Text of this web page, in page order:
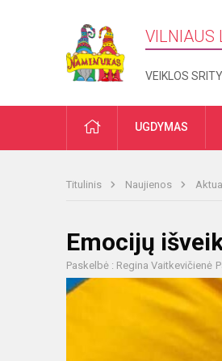
VILNIAUS
VEIKLOS
PRADŽIAUGDYMAS
Titulinis Naujienos
Emocijų
Paskelbė : Regina Vaitkevičienė